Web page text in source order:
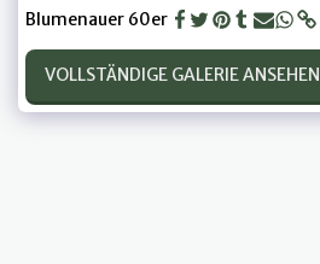
Blumenauer 60er
VOLLSTÄNDIGE GALERIE ANSEHEN